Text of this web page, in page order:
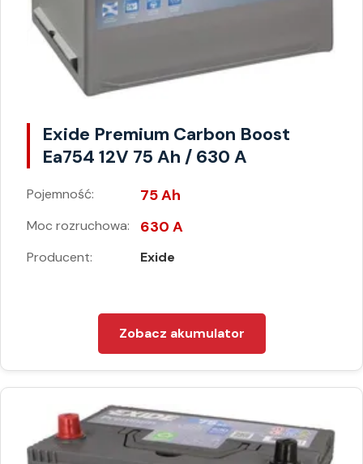
Exide Premium Carbon Boost
Ea754 12V 75 Ah / 630 A
Pojemność: 75 Ah
Moc rozruchowa: 630 A
Producent: Exide
Zobacz akumulator